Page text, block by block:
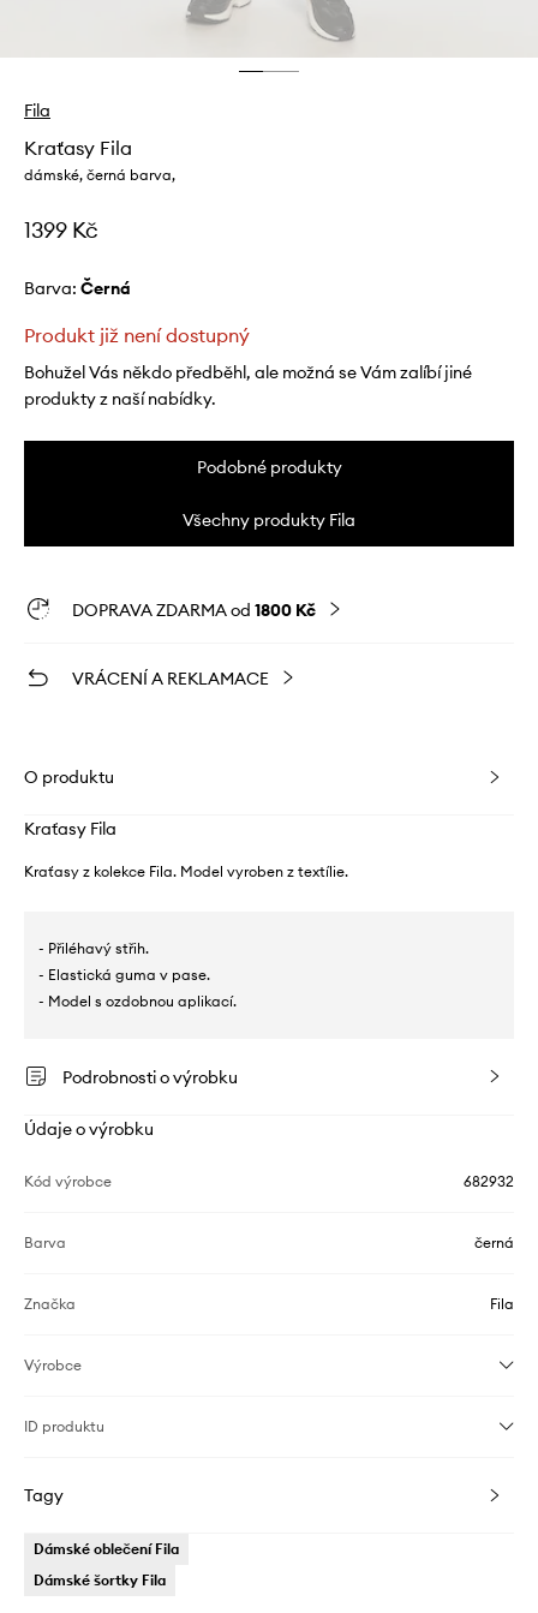
Fila
Kraťasy Fila
dámské, černá barva,
1399 Kč
Barva: černá
Produkt již není dostupný
Bohužel Vás někdo předběhl, ale možná se Vám zalíbí jiné
produkty z naší nabídky.
Podobné produkty
Všechny produkty Fila
DOPRAVA ZDARMA od 1800 Kč
VRÁCENÍ A REKLAMACE
O produktu
Kraťasy Fila
Kraťasy z kolekce Fila. Model vyroben z textílie.
- Přiléhavý střih.
- Elastická guma v pase.
- Model s ozdobnou aplikací.
Podrobnosti o výrobku
Údaje o výrobku
Kód výrobce 682932
Barva černá
Značka Fila
Výrobce
ID produktu
Tagy
Dámské oblečení Fila
Dámské šortky Fila